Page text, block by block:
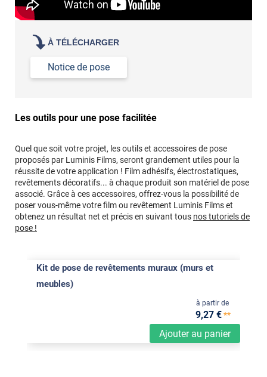
À TÉLÉCHARGER
Notice de pose
Les outils pour une pose facilitée
Quel que soit votre projet, les outils et accessoires de pose
proposés par Luminis Films, seront grandement utiles pour la
réussite de votre application ! Film adhésifs, électrostatiques,
revêtements décoratifs... à chaque produit son matériel de pose
associé. Grâce à ces accessoires, offrez-vous la possibilité de
poser vous-même votre film ou revêtement Luminis Films et
obtenez un résultat net et précis en suivant tous nos tutoriels de
pose !
Kit de pose de revêtements muraux (murs et
meubles)
Ajouter au panier
à partir de
9,27 €**